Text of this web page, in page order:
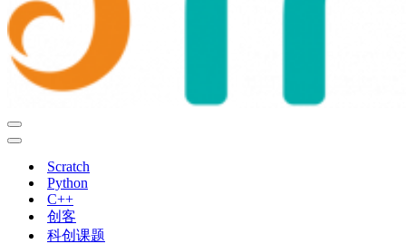
导
航
导
Scratch
Python
C++
创客
科创课题